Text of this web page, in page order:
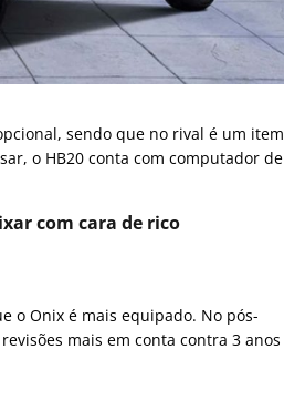
sendo que no rival é um item
o HB20 conta com computador de
com cara de rico
o Onix é mais equipado. No pós-
mais em conta contra 3 anos